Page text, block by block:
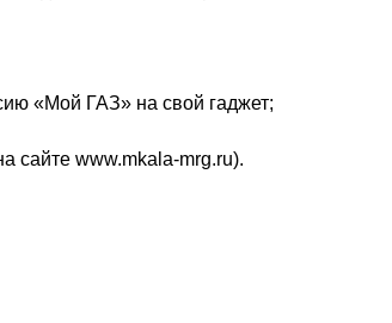
«Мой ГАЗ» на свой гаджет;
сайте www.mkala-mrg.ru).